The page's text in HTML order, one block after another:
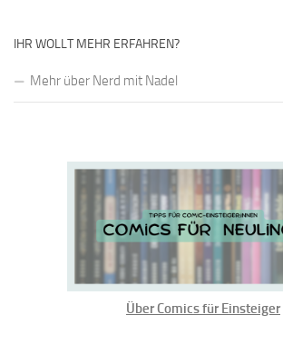
IHR WOLLT MEHR ERFAHREN?
Mehr über Nerd mit Nadel
Über Comics für Einsteiger